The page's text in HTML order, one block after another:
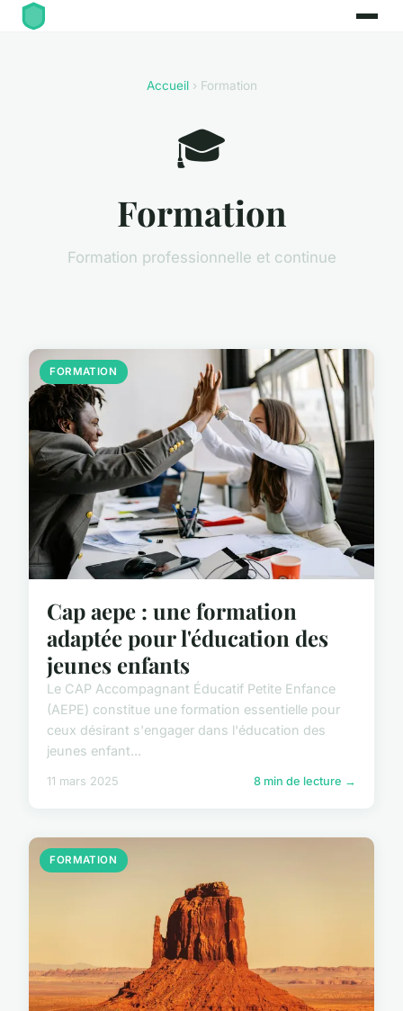
Accueil› Formation
🎓
Formation
Formation professionnelle et continue
FORMATION
Cap aepe : une formation
adaptée pour l'éducation des
jeunes enfants
Le CAP Accompagnant Éducatif Petite Enfance
(AEPE) constitue une formation essentielle pour
ceux désirant s'engager dans l'éducation des
jeunes enfant...
11 mars 2025 8 min de lecture →
FORMATION